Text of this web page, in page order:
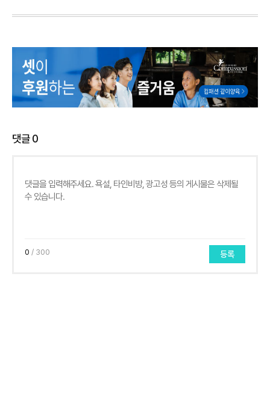
댓글0
0 / 300 등록